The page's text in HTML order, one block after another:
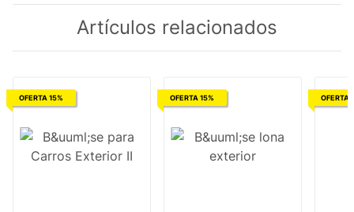
Artículos relacionados
OFERTA 15% OFERTA 15% OFERTA